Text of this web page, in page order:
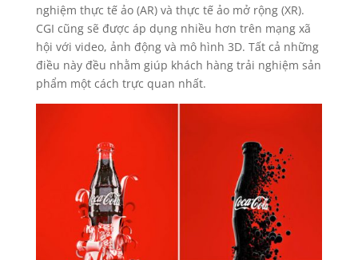
nghiệm thực tế ảo (AR) và thực tế ảo mở rộng (XR).
CGI cũng sẽ được áp dụng nhiều hơn trên mạng xã
hội với video, ảnh động và mô hình 3D. Tất cả những
điều này đều nhằm giúp khách hàng trải nghiệm sản
phẩm một cách trực quan nhất.